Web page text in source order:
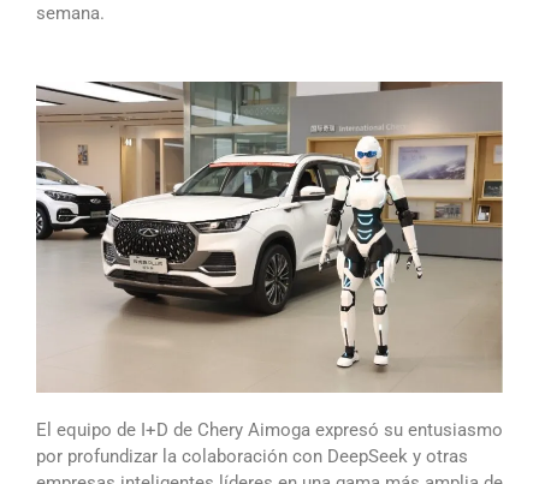
semana.
El equipo de I+D de Chery Aimoga expresó su entusiasmo
por profundizar la colaboración con DeepSeek y otras